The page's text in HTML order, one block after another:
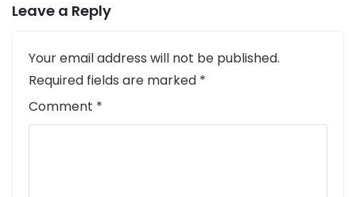
Leave a Reply
Your email address will not be published.
Required fields are marked *
Comment *